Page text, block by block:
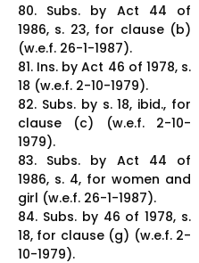
80. Subs. by Act 44 of
1986, s. 23, for clause (b)
(w.e.f. 26-1-1987).
81. Ins. by Act 46 of 1978, s.
18 (w.e.f. 2-10-1979).
82. Subs. by s. 18, ibid., for
clause (c) (w.e.f. 2-10-
1979).
83. Subs. by Act 44 of
1986, s. 4, for women and
girl (w.e.f. 26-1-1987).
84. Subs. by 46 of 1978, s.
18, for clause (g) (w.e.f. 2-
10-1979).